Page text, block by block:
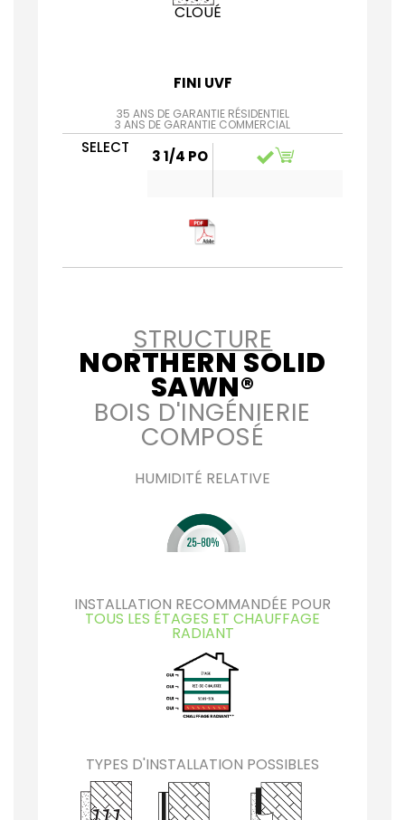
CLOUÉ
FINI UVF
35 ANS DE GARANTIE RÉSIDENTIEL
3 ANS DE GARANTIE COMMERCIAL
SELECT 3 1/4 PO
STRUCTURE
NORTHERN SOLID
SAWN®
BOIS D'INGÉNIERIE
COMPOSÉ
HUMIDITÉ RELATIVE
INSTALLATION RECOMMANDÉE POUR
TOUS LES ÉTAGES ET CHAUFFAGE
RADIANT
TYPES D'INSTALLATION POSSIBLES